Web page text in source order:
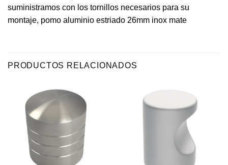
suministramos con los tornillos necesarios para su
montaje, pomo aluminio estriado 26mm inox mate
PRODUCTOS RELACIONADOS